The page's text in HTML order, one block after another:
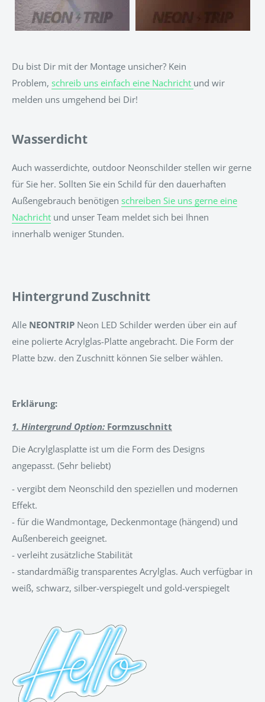
Du bist Dir mit der Montage unsicher? Kein
Problem, schreib uns einfach eine Nachricht und wir
melden uns umgehend bei Dir!
Wasserdicht
Auch wasserdichte, outdoor Neonschilder stellen wir gerne
für Sie her. Sollten Sie ein Schild für den dauerhaften
Außengebrauch benötigen schreiben Sie uns gerne eine
Nachricht und unser Team meldet sich bei Ihnen
innerhalb weniger Stunden.
Hintergrund Zuschnitt
Alle NEONTRIP Neon LED Schilder werden über ein auf
eine polierte Acrylglas-Platte angebracht. Die Form der
Platte bzw. den Zuschnitt können Sie selber wählen.
Erklärung:
1. Hintergrund Option: Formzuschnitt
Die Acrylglasplatte ist um die Form des Designs
angepasst. (Sehr beliebt)
- vergibt dem Neonschild den speziellen und modernen
Effekt.
- für die Wandmontage, Deckenmontage (hängend) und
Außenbereich geeignet.
- verleiht zusätzliche Stabilität
- standardmäßig transparentes Acrylglas. Auch verfügbar in
weiß, schwarz, silber-verspiegelt und gold-verspiegelt